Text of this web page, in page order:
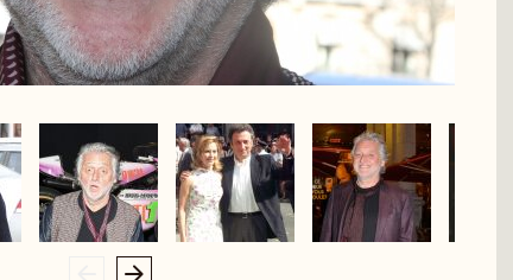
arrow_right